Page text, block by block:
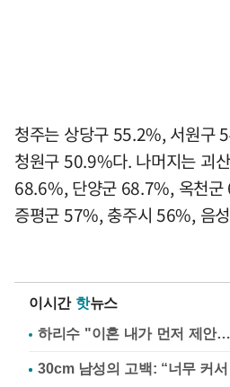
청주는 상당구 55.2%, 서원구
청원구 50.9%다. 나머지는 괴
68.6%, 단양군 68.7%, 옥천
증평군 57%, 충주시 56%, 음
이시간 핫뉴스
하리수 "이혼 내가 먼저 제안